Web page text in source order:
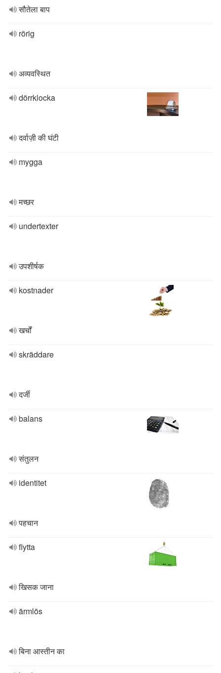
सौतेला बाप
rörig
अव्यवस्थित
dörrklocka
दर्वाज़ी की घंटी
mygga
मच्छर
undertexter
उपशीर्षक
kostnader
खर्चों
skräddare
दर्जी
balans
संतुलन
identitet
पहचान
flytta
खिसक जाना
ärmlös
बिना आस्तीन का